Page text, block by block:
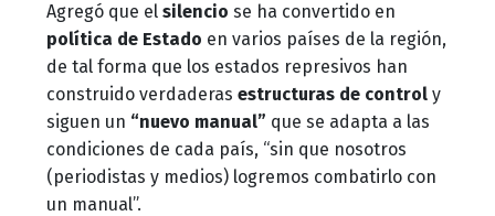
Agregó que el silencio se ha convertido en
política de Estado en varios países de la región,
de tal forma que los estados represivos han
construido verdaderas estructuras de control y
siguen un “nuevo manual” que se adapta a las
condiciones de cada país, “sin que nosotros
(periodistas y medios) logremos combatirlo con
un manual”.